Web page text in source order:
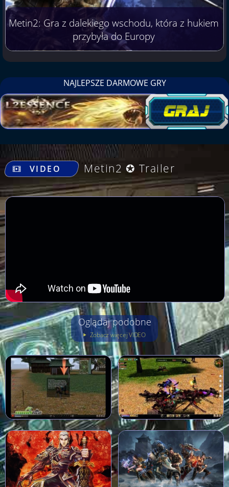
Metin2: Gra z dalekiego wschodu, która z hukiem
przybyła do Europy
NAJLEPSZE DARMOWE GRY
.
VIDEO
Metin2 ✪ Trailer
Oglądaj podobne
Zobacz więcej VIDEO